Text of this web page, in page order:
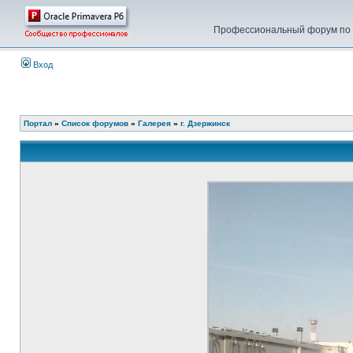
Профессиональный форум по
Вход
Портал » Список форумов » Галерея » г. Дзержинск